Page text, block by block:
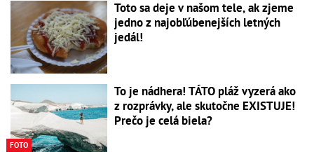
Toto sa deje v našom tele, ak zjeme
jedno z najobľúbenejších letných
jedál!
FOTO
To je nádhera! TÁTO pláž vyzerá ako
z rozprávky, ale skutočne EXISTUJE!
Prečo je celá biela?